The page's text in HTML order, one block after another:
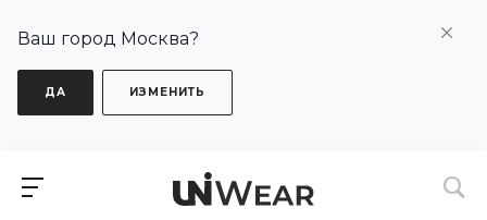
Ваш город Москва?
ДА ИЗМЕНИТЬ